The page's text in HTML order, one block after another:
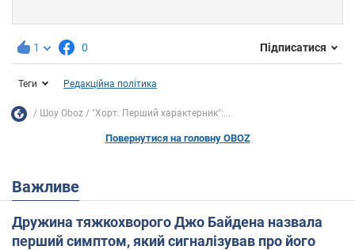
1 0 Підписатися
Теги Редакційна політика
Шоу Oboz "Хорт. Перший характерник":...
Повернутися на головну OBOZ
Важливе
Дружина тяжкохворого Джо Байдена назвала
перший симптом, який сигналізував про його